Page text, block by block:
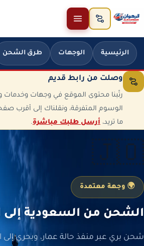
تخطَّ إلى المحتوى
الرئيسية الوجهات طرق الشحن
وصلت من رابط قديم
رتّبنا محتوى الموقع في وجهات
الوسوم المتفرقة، ونقلناك إلى أقرب
ما تريد، أرسل طلبك مباشرة.
🇯🇴
🌍 وجهة معتمدة
الشحن من السعودية إلى
شحن بري عبر منفذ حالة عمار، وبحري إلى